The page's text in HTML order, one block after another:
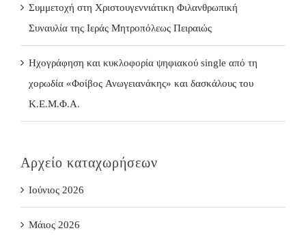
Συμμετοχή στη Χριστουγεννιάτικη Φιλανθρωπική
Συναυλία της Ιεράς Μητροπόλεως Πειραιώς
Ηχογράφηση και κυκλοφορία ψηφιακού single από τη
χορωδία «Φοίβος Ανωγειανάκης» και δασκάλους του
Κ.Ε.Μ.Φ.Α.
Αρχείο καταχωρήσεων
Ιούνιος 2026
Μάιος 2026